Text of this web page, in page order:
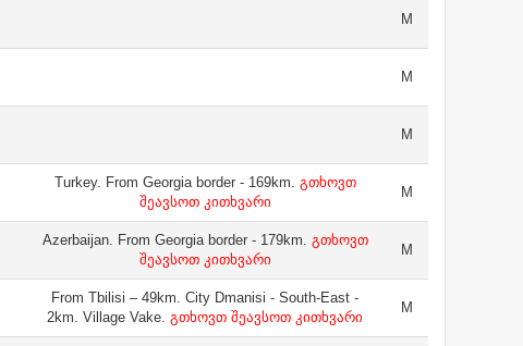
M
M
M
Turkey. From Georgia border - 169km. გთხოვთ
შეავსოთ კითხვარი
M
Azerbaijan. From Georgia border - 179km. გთხოვთ
შეავსოთ კითხვარი
M
From Tbilisi – 49km. City Dmanisi - South-East -
2km. Village Vake. გთხოვთ შეავსოთ კითხვარი
M